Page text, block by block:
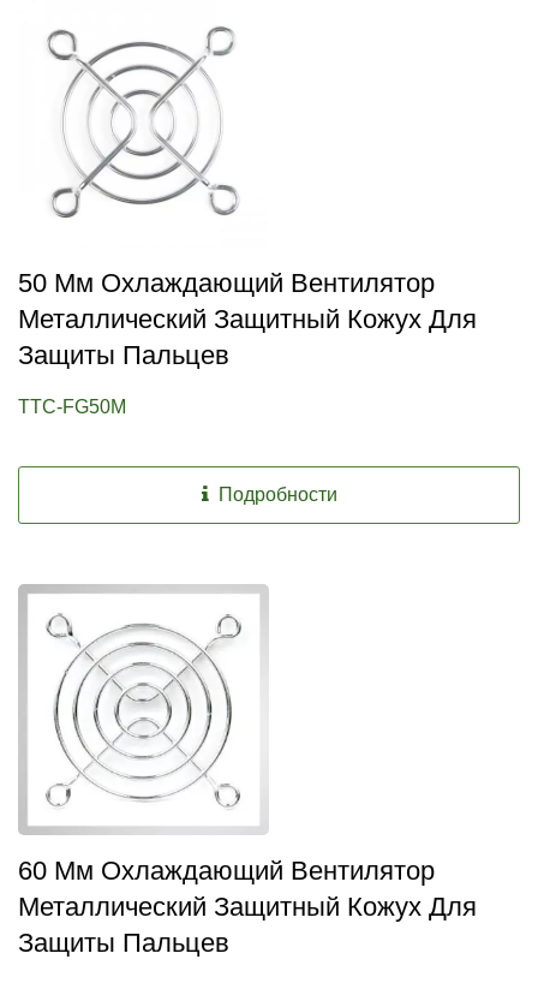
50 Мм Охлаждающий Вентилятор
Металлический Защитный Кожух Для
Защиты Пальцев
TTC-FG50M
Подробности
60 Мм Охлаждающий Вентилятор
Металлический Защитный Кожух Для
Защиты Пальцев